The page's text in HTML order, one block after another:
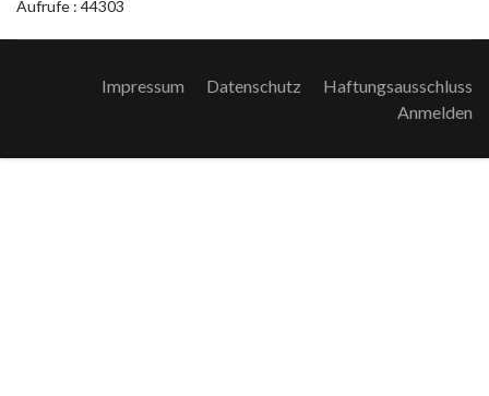
Aufrufe : 44303
Impressum Datenschutz
Haftungsausschluss
Anmelden